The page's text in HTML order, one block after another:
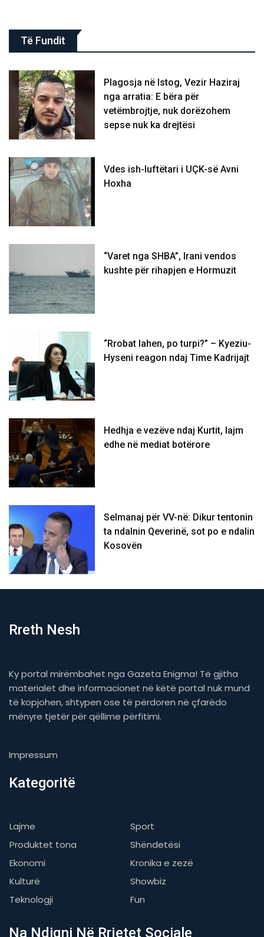
Të Fundit
Plagosja në Istog, Vezir Haziraj
nga arratia: E bëra për
vetëmbrojtje, nuk dorëzohem
sepse nuk ka drejtësi
Vdes ish-luftëtari i UÇK-së Avni
Hoxha
“Varet nga SHBA”, Irani vendos
kushte për rihapjen e Hormuzit
“Rrobat lahen, po turpi?” – Kyeziu-
Hyseni reagon ndaj Time Kadrijajt
Hedhja e vezëve ndaj Kurtit, lajm
edhe në mediat botërore
Selmanaj për VV-në: Dikur tentonin
ta ndalnin Qeverinë, sot po e ndalin
Kosovën
Rreth Nesh
Ky portal mirëmbahet nga Gazeta Enigma! Të gjitha
materialet dhe informacionet në këtë portal nuk mund
të kopjohen, shtypen ose të përdoren në çfarëdo
mënyre tjetër për qëllime përfitimi.
Impressum
Kategoritë
Lajme
Sport
Produktet tona
Shëndetësi
Ekonomi
Kronika e zezë
Kulturë
Showbiz
Teknologji
Fun
Na Ndiqni Në Rrjetet Sociale